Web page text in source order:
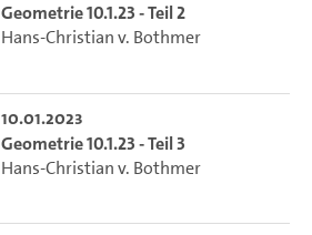
Geometrie 10.1.23 - Teil 2
Hans-Christian v. Bothmer
10.01.2023
Geometrie 10.1.23 - Teil 3
Hans-Christian v. Bothmer